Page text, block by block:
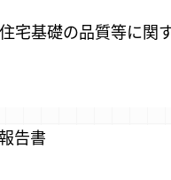
宅基礎の品質等に関
告書